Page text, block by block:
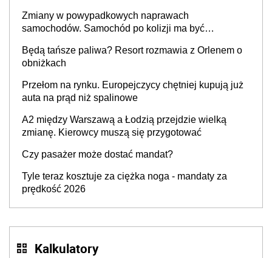
Zmiany w powypadkowych naprawach
samochodów. Samochód po kolizji ma być
producenta
Będą tańsze paliwa? Resort rozmawia z Orlenem o
obniżkach
Przełom na rynku. Europejczycy chętniej kupują już
auta na prąd niż spalinowe
A2 między Warszawą a Łodzią przejdzie wielką
zmianę. Kierowcy muszą się przygotować
Czy pasażer może dostać mandat?
Tyle teraz kosztuje za ciężka noga - mandaty za
prędkość 2026
Kalkulatory